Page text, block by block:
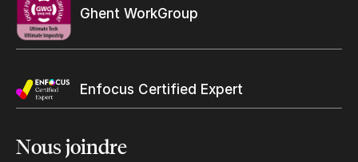
Ghent WorkGroup
Enfocus Certified Expert
Nousjoindre